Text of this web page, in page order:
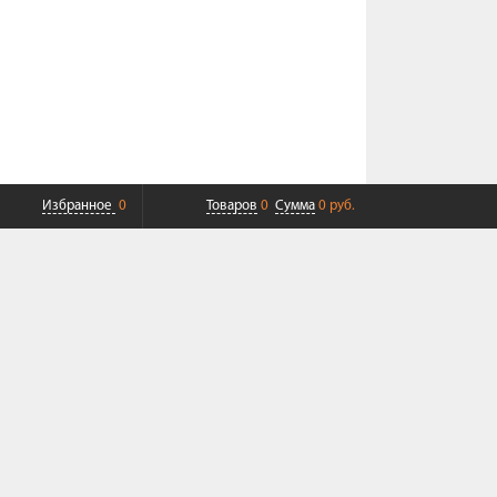
Избранное 0 Товаров 0 Сумма 0 руб.